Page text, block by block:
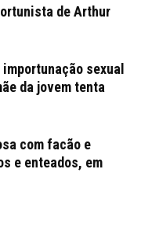
de Arthur
sexual
da jovem tenta
com facão e
e enteados, em